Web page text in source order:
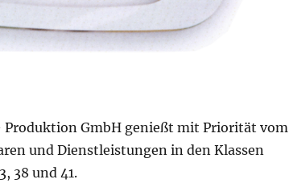
Produktion GmbH genießt mit Priorität vom
und Dienstleistungen in den Klassen
38 und 41.